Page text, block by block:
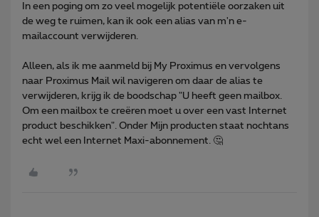
In een poging om zo veel mogelijk potentiële oorzaken uit
de weg te ruimen, kan ik ook een alias van m'n e-
mailaccount verwijderen.
Alleen, als ik me aanmeld bij My Proximus en vervolgens
naar Proximus Mail wil navigeren om daar de alias te
verwijderen, krijg ik de boodschap "U heeft geen mailbox.
Om een mailbox te creëren moet u over een vast Internet
product beschikken". Onder Mijn producten staat nochtans
echt wel een Internet Maxi-abonnement. 🤔